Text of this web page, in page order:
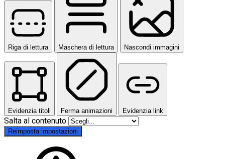
Riga di lettura Maschera di lettura Nascondi immagini
Evidenzia titoli Ferma animazioni Evidenzia link
Salta al contenuto
Reimposta impostazioni